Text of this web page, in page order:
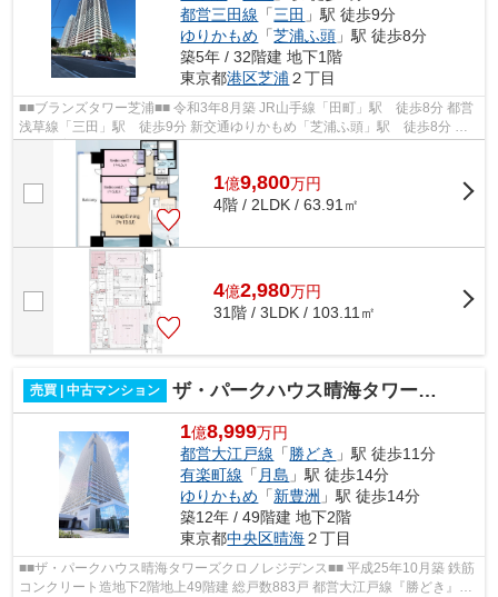
都営三田線 「三田 」駅 徒歩9分
ゆりかもめ 「芝浦ふ頭 」駅 徒歩8分
築5年 / 32階建 地下1階
東京都港区芝浦 ２丁目
■■ブランズタワー芝浦■■ 令和3年8月築 JR山手線「田町」駅 徒歩8分 都営
浅草線「三田」駅 徒歩9分 新交通ゆりかもめ「芝浦ふ頭」駅 徒歩8分 ペ
1億9,800万円
4階 / 2LDK / 63.91㎡
4億2,980万円
31階 / 3LDK / 103.11㎡
売買 | 中古マンション ザ・パークハウス晴海タワーズ クロノレジデンス
1億8,999万円
都営大江戸線 「 勝どき 」駅 徒歩11分
有楽町線 「 月島 」駅 徒歩14分
ゆりかもめ 「新豊洲 」駅 徒歩14分
築12年 / 49階建 地下2階
東京都中央区晴海２丁目
■■ザ・パークハウス晴海タワーズクロノレジデンス■■ 平成25年10月築 鉄筋
コンクリート造地下2階地上49階建 総戸数883戸 都営大江戸線『勝どき』駅